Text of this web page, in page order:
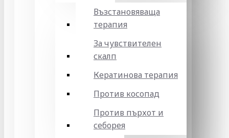
Възстановяваща
терапия
За чувствителен
скалп
Кератинова терапия
Против косопад
Против пърхот и
себорея